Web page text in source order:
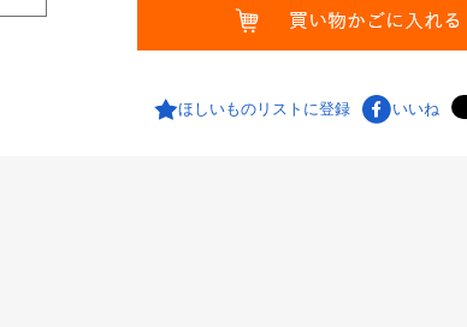
ほしいものリストに登録 いいね